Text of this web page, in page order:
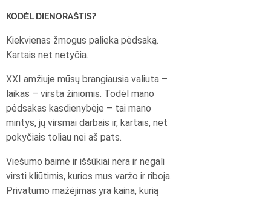
KODĖL DIENORAŠTIS?
Kiekvienas žmogus palieka pėdsaką.
Kartais net netyčia.
XXI amžiuje mūsų brangiausia valiuta –
laikas – virsta žiniomis. Todėl mano
pėdsakas kasdienybėje – tai mano
mintys, jų virsmai darbais ir, kartais, net
pokyčiais toliau nei aš pats.
Viešumo baimė ir iššūkiai nėra ir negali
virsti kliūtimis, kurios mus varžo ir riboja.
Privatumo mažėjimas yra kaina, kurią